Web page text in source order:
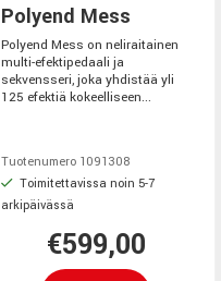
Polyend Mess
Polyend Mess on neliraitainen
multi-efektipedaali ja
sekvensseri, joka yhdistää yli
125 efektiä kokeelliseen...
Tuotenumero 1091308
Toimitettavissa noin 5-7
arkipäivässä
€599,00